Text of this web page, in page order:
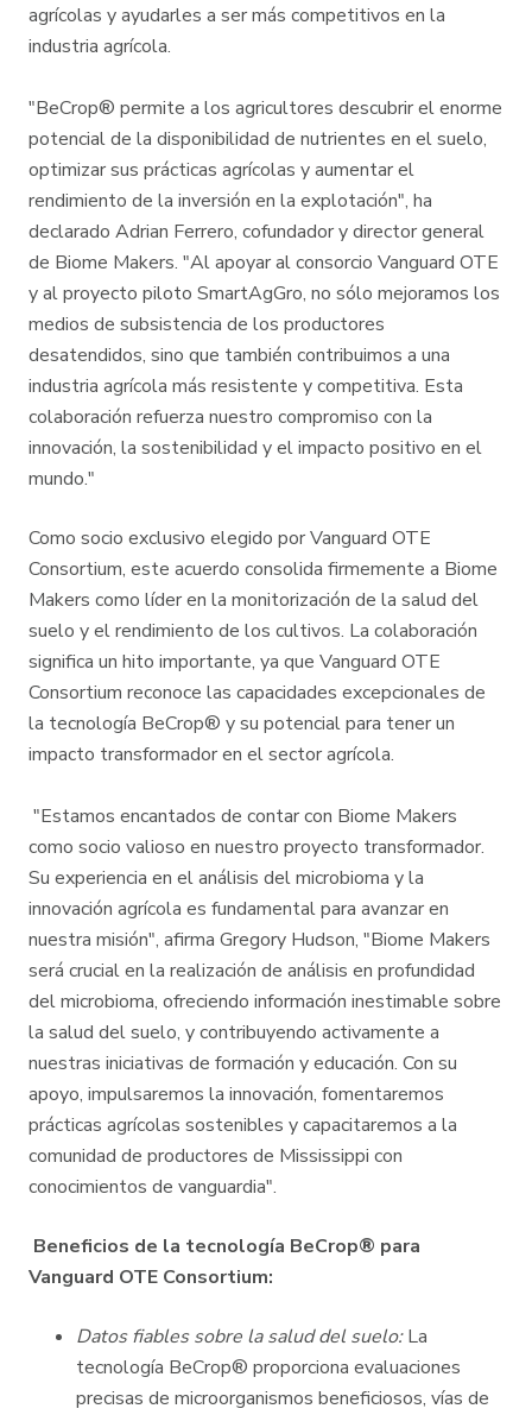
agrícolas y ayudarles a ser más competitivos en la
industria agrícola.
"BeCrop® permite a los agricultores descubrir el enorme
potencial de la disponibilidad de nutrientes en el suelo,
optimizar sus prácticas agrícolas y aumentar el
rendimiento de la inversión en la explotación", ha
declarado Adrian Ferrero, cofundador y director general
de Biome Makers. "Al apoyar al consorcio Vanguard OTE
y al proyecto piloto SmartAgGro, no sólo mejoramos los
medios de subsistencia de los productores
desatendidos, sino que también contribuimos a una
industria agrícola más resistente y competitiva. Esta
colaboración refuerza nuestro compromiso con la
innovación, la sostenibilidad y el impacto positivo en el
mundo."
Como socio exclusivo elegido por Vanguard OTE
Consortium, este acuerdo consolida firmemente a Biome
Makers como líder en la monitorización de la salud del
suelo y el rendimiento de los cultivos. La colaboración
significa un hito importante, ya que Vanguard OTE
Consortium reconoce las capacidades excepcionales de
la tecnología BeCrop® y su potencial para tener un
impacto transformador en el sector agrícola.
"Estamos encantados de contar con Biome Makers
como socio valioso en nuestro proyecto transformador.
Su experiencia en el análisis del microbioma y la
innovación agrícola es fundamental para avanzar en
nuestra misión", afirma Gregory Hudson, "Biome Makers
será crucial en la realización de análisis en profundidad
del microbioma, ofreciendo información inestimable sobre
la salud del suelo, y contribuyendo activamente a
nuestras iniciativas de formación y educación. Con su
apoyo, impulsaremos la innovación, fomentaremos
prácticas agrícolas sostenibles y capacitaremos a la
comunidad de productores de Mississippi con
conocimientos de vanguardia".
Beneficios de la tecnología BeCrop® para
Vanguard OTE Consortium:
Datos fiables sobre la salud del suelo:La
tecnología BeCrop® proporciona evaluaciones
precisas de microorganismos beneficiosos, vías de